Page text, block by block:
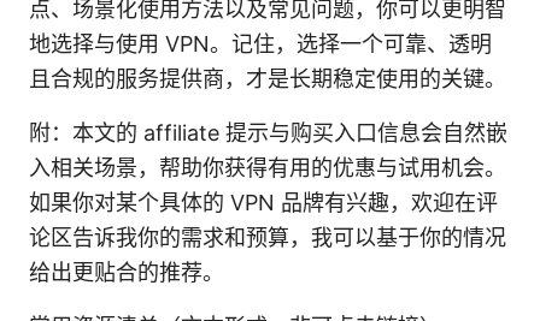
点、场景化使用方法以及常见问题，你可以更明智
地选择与使用 VPN。记住，选择一个可靠、透明
且合规的服务提供商，才是长期稳定使用的关键。
附：本文的 affiliate 提示与购买入口信息会自然嵌
入相关场景，帮助你获得有用的优惠与试用机会。
如果你对某个具体的 VPN 品牌有兴趣，欢迎在评
论区告诉我你的需求和预算，我可以基于你的情况
给出更贴合的推荐。